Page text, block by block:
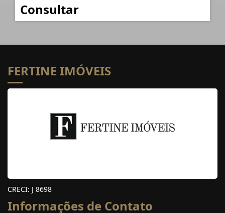
Consultar
FERTINE IMÓVEIS
CRECI: J 8698
Informações de Contato